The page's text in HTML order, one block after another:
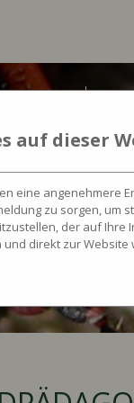
SERVICE
auf dieser
eine angenehmere
zu sorgen, um
der auf Ihre
und direkt zur